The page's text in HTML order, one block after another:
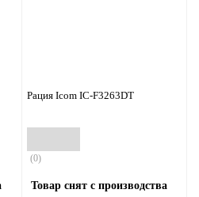
Рация Icom IC-F3263DT
(0)
Товар снят с производства